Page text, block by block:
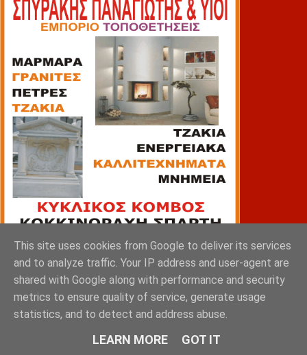
ΠΙΑΤΣΑ
This site uses cookies from Google to deliver its services
and to analyze traffic. Your IP address and user-agent are
shared with Google along with performance and security
metrics to ensure quality of service, generate usage
statistics, and to detect and address abuse.
LEARN MORE GOT IT